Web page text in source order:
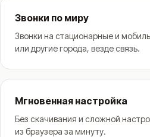
Звонки по миру
Звонки на стационарные и
или другие города, везде связь.
Мгновенная настройка
Без скачивания и сложной
из браузера за минуту.